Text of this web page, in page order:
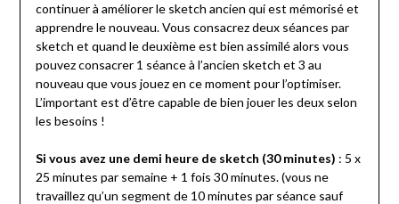
continuer à améliorer le sketch ancien qui est mémorisé et
apprendre le nouveau. Vous consacrez deux séances par
sketch et quand le deuxième est bien assimilé alors vous
pouvez consacrer 1 séance à l’ancien sketch et 3 au
nouveau que vous jouez en ce moment pour l’optimiser.
L’important est d’être capable de bien jouer les deux selon
les besoins !
Si vous avez une demi heure de sketch (30 minutes) : 5 x
25 minutes par semaine + 1 fois 30 minutes. (vous ne
travaillez qu’un segment de 10 minutes par séance sauf